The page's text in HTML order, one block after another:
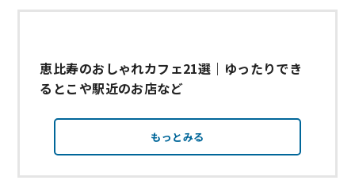
恵比寿のおしゃれカフェ21選｜ゆったりでき
るとこや駅近のお店など
もっとみる